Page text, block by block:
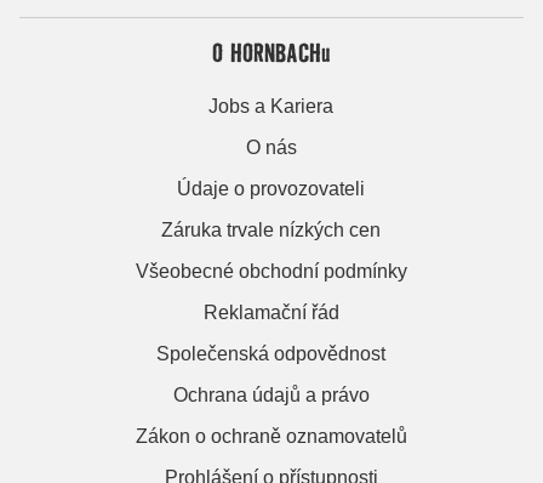
O HORNBACHu
Jobs a Kariera
O nás
Údaje o provozovateli
Záruka trvale nízkých cen
Všeobecné obchodní podmínky
Reklamační řád
Společenská odpovědnost
Ochrana údajů a právo
Zákon o ochraně oznamovatelů
Prohlášení o přístupnosti